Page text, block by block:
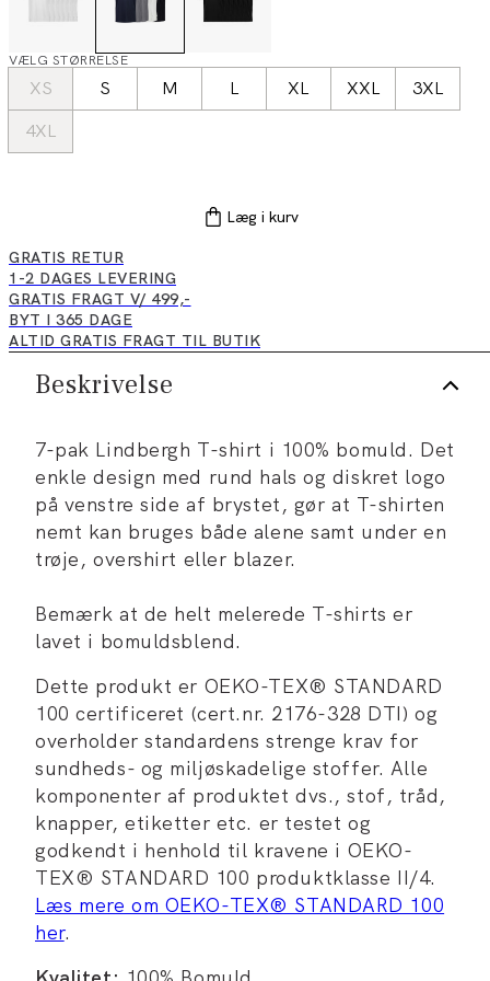
VÆLG STØRRELSE
XS S M L XL XXL
3XL
4XL
Læg i kurv
GRATIS RETUR
1-2 DAGES LEVERING
GRATIS FRAGT V/ 499,-
BYT I 365 DAGE
ALTID GRATIS FRAGT TIL BUTIK
Beskrivelse
7-pak Lindbergh T-shirt i 100% bomuld. Det
enkle design med rund hals og diskret logo
på venstre side af brystet, gør at T-shirten
nemt kan bruges både alene samt under en
trøje, overshirt eller blazer.
Bemærk at de helt melerede T-shirts er
lavet i bomuldsblend.
Dette produkt er OEKO-TEX® STANDARD
100 certificeret (cert.nr. 2176-328 DTI) og
overholder standardens strenge krav for
sundheds- og miljøskadelige stoffer. Alle
komponenter af produktet dvs., stof, tråd,
knapper, etiketter etc. er testet og
godkendt i henhold til kravene i OEKO-
TEX® STANDARD 100 produktklasse II/4.
Læs mere om OEKO-TEX® STANDARD 100
her.